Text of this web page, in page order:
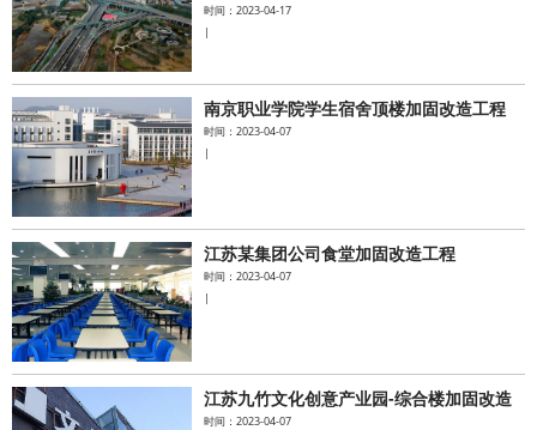
时间：2023-04-17
|
南京职业学院学生宿舍顶楼加固改造工程
时间：2023-04-07
|
江苏某集团公司食堂加固改造工程
时间：2023-04-07
|
江苏九竹文化创意产业园-综合楼加固改造
时间：2023-04-07